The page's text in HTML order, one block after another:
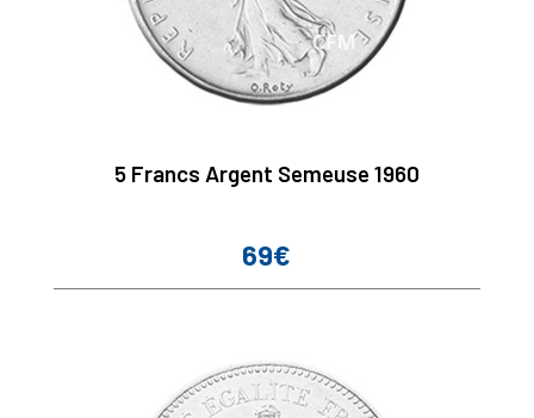
5 Francs Argent Semeuse 1960
Prix
69€